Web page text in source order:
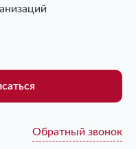
Обратный звонок